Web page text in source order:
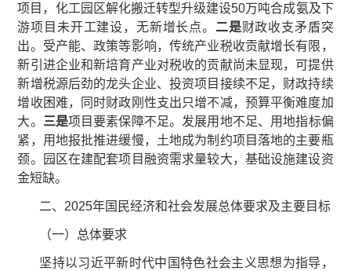
项目，化工园区解化搬迁转型升级建设50万吨合成氨及下
游项目未开工建设，无新增长点。 二是财政收支矛盾突
出。受产能、政策等影响，传统产业税收贡献增长有限，
新引进企业和新培育产业对税收的贡献尚未显现，可提供
新增税源后劲的龙头企业、投资项目接续不足，财政持续
增收困难，同时财政刚性支出只增不减，预算平衡难度加
大。 三是项目要素保障不足。发展用地不足、用地指标偏
紧，用地报批推进缓慢，土地成为制约项目落地的主要瓶
颈。园区在建配套项目融资需求量较大，基础设施建设资
金短缺。
二、2025年国民经济和社会发展总体要求及主要目标
（一）总体要求
坚持以习近平新时代中国特色社会主义思想为指导，